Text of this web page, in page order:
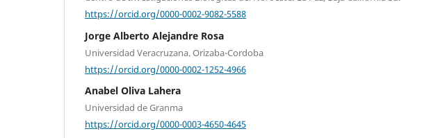
https://orcid.org/0000-0002-9082-5588
Jorge Alberto Alejandre Rosa
Universidad Veracruzana. Orizaba-Cordoba
https://orcid.org/0000-0002-1252-4966
Anabel Oliva Lahera
Universidad de Granma
https://orcid.org/0000-0003-4650-4645